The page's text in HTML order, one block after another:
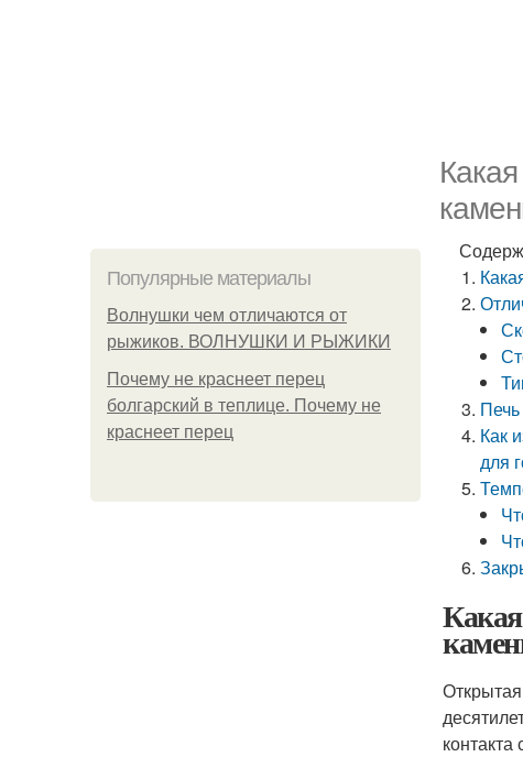
Популярные материалы
Волнушки чем отличаются от
рыжиков. ВОЛНУШКИ И РЫЖИКИ
Почему не краснеет перец
болгарский в теплице. Почему не
краснеет перец
Как
для